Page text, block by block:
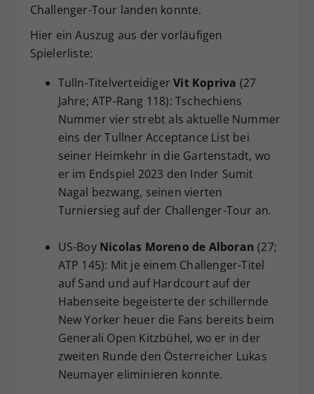
Challenger-Tour landen konnte.
Hier ein Auszug aus der vorläufigen
Spielerliste:
Tulln-TitelverteidigerVit Kopriva (27
Jahre; ATP-Rang 118): Tschechiens
Nummer vier strebt als aktuelle Nummer
eins der Tullner Acceptance List bei
seiner Heimkehr in die Gartenstadt, wo
er im Endspiel 2023 den Inder Sumit
Nagal bezwang, seinen vierten
Turniersieg auf der Challenger-Tour an.
US-Boy Nicolas Moreno de Alboran (27;
ATP 145): Mit je einem Challenger-Titel
auf Sand und auf Hardcourt auf der
Habenseite begeisterte der schillernde
New Yorker heuer die Fans bereits beim
Generali Open Kitzbühel, wo er in der
zweiten Runde den Österreicher Lukas
Neumayer eliminieren konnte.